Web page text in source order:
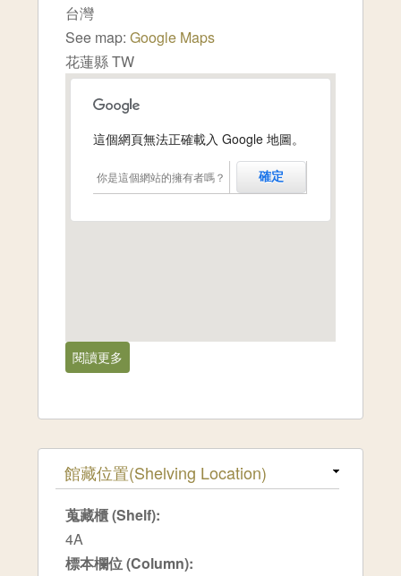
台灣
See map:Google Maps
花蓮縣 TW
這個網頁無法正確載入 Google 地圖。
你是這個網站的擁有者嗎？ 確定
閱讀更多
隱藏
館藏位置(Shelving Location)
蒐藏櫃 (Shelf):
4A
標本欄位 (Column):